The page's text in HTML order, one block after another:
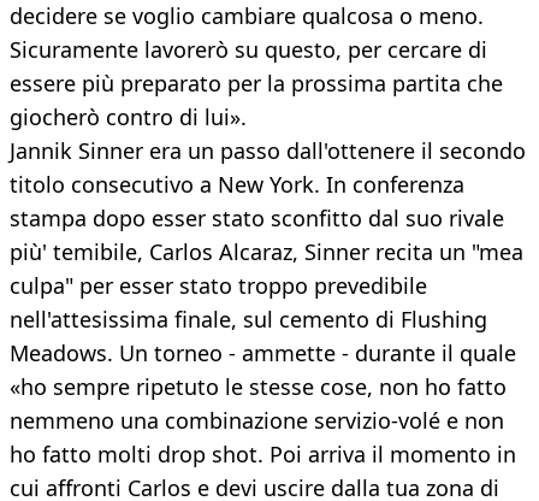
decidere se voglio cambiare qualcosa o meno.
Sicuramente lavorerò su questo, per cercare di
essere più preparato per la prossima partita che
giocherò contro di lui».
Jannik Sinner era un passo dall'ottenere il secondo
titolo consecutivo a New York. In conferenza
stampa dopo esser stato sconfitto dal suo rivale
più' temibile, Carlos Alcaraz, Sinner recita un "mea
culpa" per esser stato troppo prevedibile
nell'attesissima finale, sul cemento di Flushing
Meadows. Un torneo - ammette - durante il quale
«ho sempre ripetuto le stesse cose, non ho fatto
nemmeno una combinazione servizio-volé e non
ho fatto molti drop shot. Poi arriva il momento in
cui affronti Carlos e devi uscire dalla tua zona di